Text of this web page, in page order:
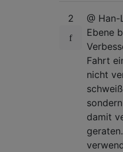
2
@
Ebene
Fahrt
nicht
damit